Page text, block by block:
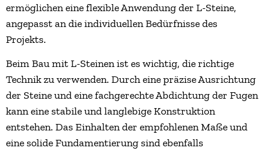
ermöglichen eine flexible Anwendung der L-Steine,
angepasst an die individuellen Bedürfnisse des
Projekts.
Beim Bau mit L-Steinen ist es wichtig, die richtige
Technik zu verwenden. Durch eine präzise Ausrichtung
der Steine und eine fachgerechte Abdichtung der Fugen
kann eine stabile und langlebige Konstruktion
entstehen. Das Einhalten der empfohlenen Maße und
eine solide Fundamentierung sind ebenfalls